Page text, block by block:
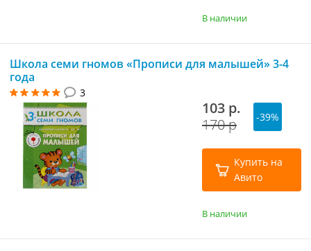
В наличии
Школа семи гномов «Прописи для малышей» 3-4
года
3
103 р.
170 р
-39%
Купить на
Авито
В наличии